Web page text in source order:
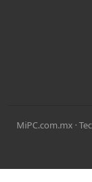
MiPC.com.mx ·